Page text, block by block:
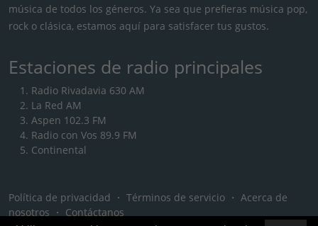
música de todos los géneros. Ya sea que prefieras música pop,
rock o clásica, estamos aquí para satisfacer tus gustos.
Estaciones de radio principales
Radio Rivadavia 630 AM
La Red AM
Aspen 102.3 FM
Radio con Vos 89.9 FM
Continental
Política de privacidad ・ Términos de servicio ・ Acerca de
nosotros ・ Contáctanos